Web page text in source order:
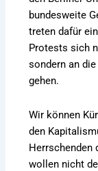
bundesweite
treten dafür
Protests sich
sondern an
gehen.
Wir können
den
Herrschenden
wollen nicht